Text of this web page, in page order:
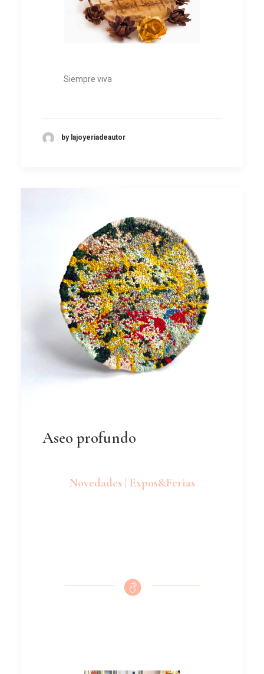
Siempre viva
by lajoyeriadeautor
Aseo profundo
Novedades | Expos&Ferias